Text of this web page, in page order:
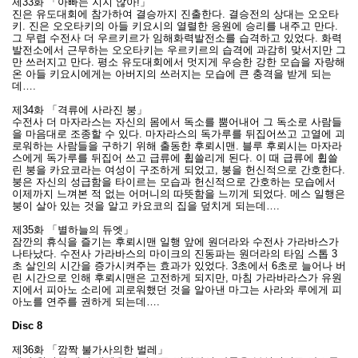
진은 유도대회에 참가하여 결승까지 진출한다. 결승전의 상대는 오오타
키. 진은 오오타키의 아들 키요시의 열렬한 응원에 승리를 내주고 만다.
그 무렵 수전사 더 우르키르가 임해화력발전소를 습격하고 있었다. 화력
발전소에서 근무하는 오오타키는 우르키르의 습격에 과감히 맞서지만 그
만 쓰러지고 만다. 평소 유도대회에서 멋지게 우승한 강한 모습을 자랑해
온 아들 키요시에게는 아버지의 쓰러지는 모습에 큰 충격을 받게 되는
데….
제34화 「격류에 사라진 붕」
수전사 더 마자라스는 자신의 몸에서 독소를 뿜어내어 그 독소로 사람들
을 마음대로 조종할 수 있다. 마자라스의 독가루를 뒤집어쓰고 고열에 괴
로워하는 사람들을 구하기 위해 출동한 후뢰시맨. 블루 후뢰시는 마자라
스에게 독가루를 뒤집어 쓰고 급류에 휩쓸리게 된다. 이 때 급류에 휩쓸
린 붕을 카요코라는 여성이 구조하게 되었고, 붕을 헌신적으로 간호한다.
붕은 자신의 성급함을 타이르는 모습과 헌신적으로 간호하는 모습에서
이제까지 느껴본 적 없는 어머니의 따뜻함을 느끼게 되었다. 메스 일행은
붕이 살아 있는 것을 알고 카요코의 집을 덮치게 되는데….
제35화 「별하늘의 듀엣」
잠깐의 휴식을 즐기는 후뢰시맨 일행 앞에 원더라와 수전사 가라바스가
나타났다. 수전사 가라바스의 마이크의 진동파는 원더라의 타임 스톱 3
초 살인의 시간을 증가시켜주는 효과가 있었다. 3초에서 6초로 늘어나 버
린 시간으로 인해 후뢰시맨은 고전하게 되지만, 마침 가라바라스가 유원
지에서 피아노 소리에 괴로워했던 것을 알아낸 마그는 사라와 루에게 피
아노를 연주를 권하게 되는데….
Disc 8
제36화 「깜짝 불가사의한 벌레」